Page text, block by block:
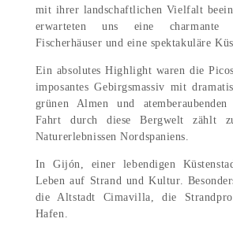
mit ihrer landschaftlichen Vielfalt
erwarteten uns eine charmante
Fischerhäuser und eine spektakuläre
Ein absolutes Highlight waren die
imposantes Gebirgsmassiv mit
grünen Almen und
Fahrt durch diese Bergwelt zählt
Naturerlebnissen Nordspaniens.
In Gijón, einer lebendigen
Leben auf Strand und Kultur.
die Altstadt Cimavilla, die
Hafen.